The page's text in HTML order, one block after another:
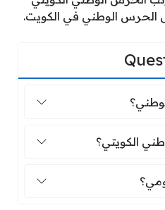
الحرس الوطني في الكويت.
الوطني؟
الوطني الكويتي؟
الكويتي؟
حكومي؟